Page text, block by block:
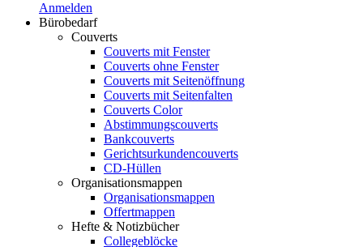
Anmelden
Bürobedarf
Couverts
Couverts mit Fenster
Couverts ohne Fenster
Couverts mit Seitenöffnung
Couverts mit Seitenfalten
Couverts Color
Abstimmungscouverts
Bankcouverts
Gerichtsurkundencouverts
CD-Hüllen
Organisationsmappen
Organisationsmappen
Offertmappen
Hefte & Notizbücher
Collegeblöcke